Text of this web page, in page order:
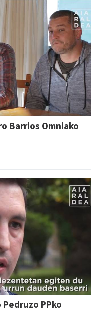
Barrios Omniako
Pedruzo PPko